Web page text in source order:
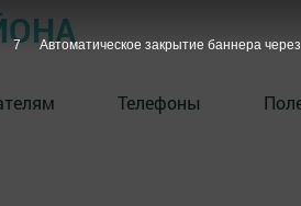
Телефоны
6 Автоматическое закрытие баннера через